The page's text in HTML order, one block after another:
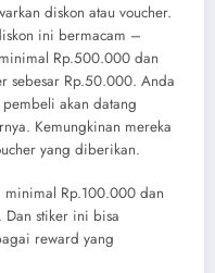
diskon atau voucher.
ini bermacam –
Rp.500.000 dan
sebesar Rp.50.000. Anda
akan datang
Kemungkinan mereka
yang diberikan.
minimal Rp.100.000 dan
Dan stiker ini bisa
reward yang